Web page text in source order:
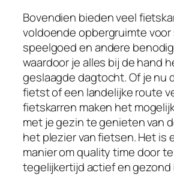
Bovendien bieden veel
voldoende opbergruimte voor
speelgoed en andere
waardoor je alles bij de hand
geslaagde dagtocht. Of je nu
fietst of een landelijke route
fietskarren maken het
met je gezin te genieten van
het plezier van fietsen. Het is
manier om quality time door
tegelijkertijd actief en gezond